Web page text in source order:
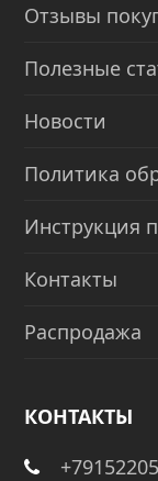
Отзывы
Полезные
Новости
Политика
Инструкция
Контакты
Распродажа
КОНТАКТЫ